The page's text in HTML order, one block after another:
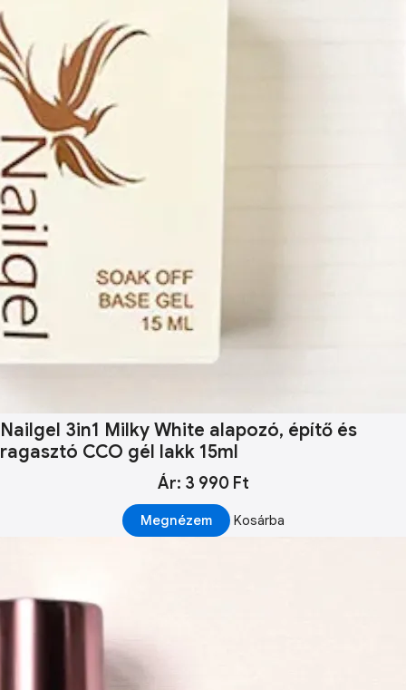
Nailgel 3in1 Milky White alapozó, építő és
ragasztó CCO gél lakk 15ml
Ár: 3 990 Ft
Megnézem Kosárba